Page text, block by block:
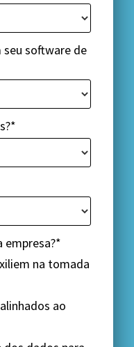
software de
empresa?*
na tomada
ao